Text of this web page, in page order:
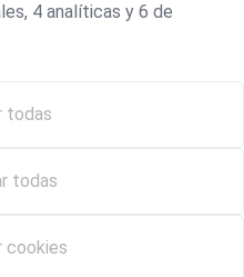
4 analíticas y 6 de
todas
todas
cookies